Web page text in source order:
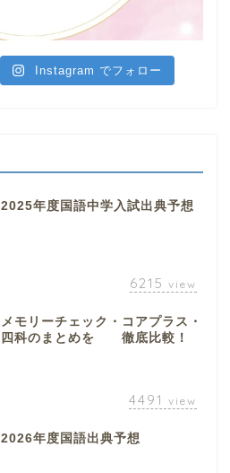
Instagram でフォロー
2025年度国語中学入試出典予想
6215 view
メモリーチェック・コアプラス・
四科のまとめを 徹底比較！
4491 view
2026年度国語出典予想